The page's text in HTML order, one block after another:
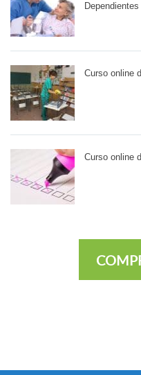
Curso online
Curso online